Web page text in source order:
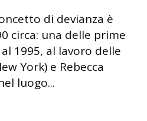
di devianza è
circa: una delle prime
1995, al lavoro delle
York) e Rebecca
luogo...